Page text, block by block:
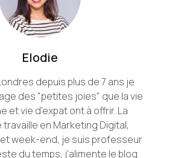
Elodie
depuis plus de 7 ans je
des "petites joies" que la vie
et vie d'expat ont à offrir. La
travaille en Marketing Digital,
week-end, je suis professeur
du temps, j'alimente le blog